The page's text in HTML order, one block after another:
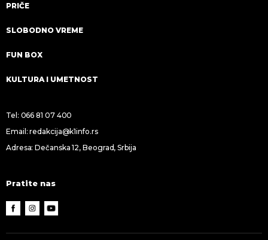
PRIČE
SLOBODNO VREME
FUN BOX
KULTURA I UMETNOST
Tel: 066 81 07 400
Email:redakcija@k1info.rs
Adresa: Dečanska 12, Beograd, Srbija
Pratite nas